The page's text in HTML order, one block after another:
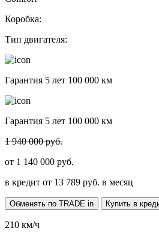
Коробка:
Тип двигателя:
Гарантия 5 лет 100 000 км
Гарантия 5 лет 100 000 км
1 940 000 руб.
от 1 140 000 руб.
в кредит от 13 789 руб. в месяц
Обменять по TRADE in Купить в
210 км/ч